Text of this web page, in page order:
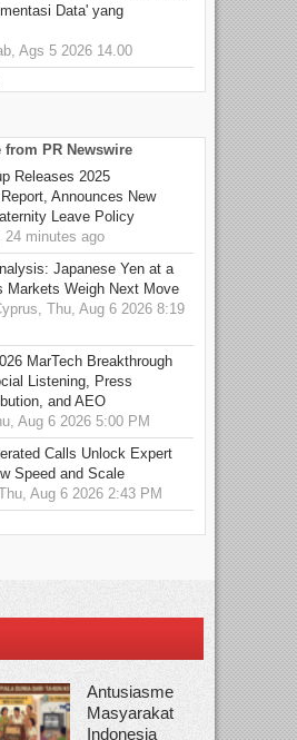
Data' yang
Ags 5 2026 14.00
from PR Newswire
Releases 2025
Announces New
Leave Policy
24 minutes ago
Japanese Yen at a
Markets Weigh Next Move
Thu, Aug 6 2026 8:19
MarTech Breakthrough
Listening, Press
and AEO
Aug 6 2026 5:00 PM
Calls Unlock Expert
Speed and Scale
Aug 6 2026 2:43 PM
Antusiasme
Masyarakat
Indonesia